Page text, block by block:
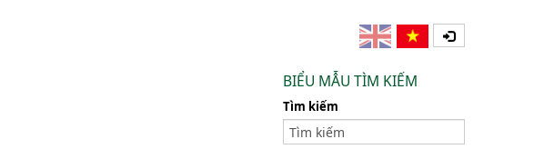
BIỂU MẪU TÌM KIẾM
Tìm kiếm